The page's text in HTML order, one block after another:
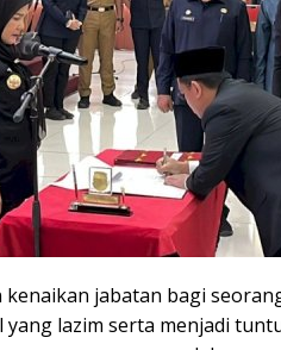
kenaikan jabatan bagi
yang lazim serta menjadi